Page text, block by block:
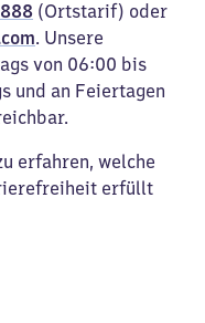
(Ortstarif) oder
. Unsere
von 06:00 bis
und an Feiertagen
erfahren, welche
erfüllt